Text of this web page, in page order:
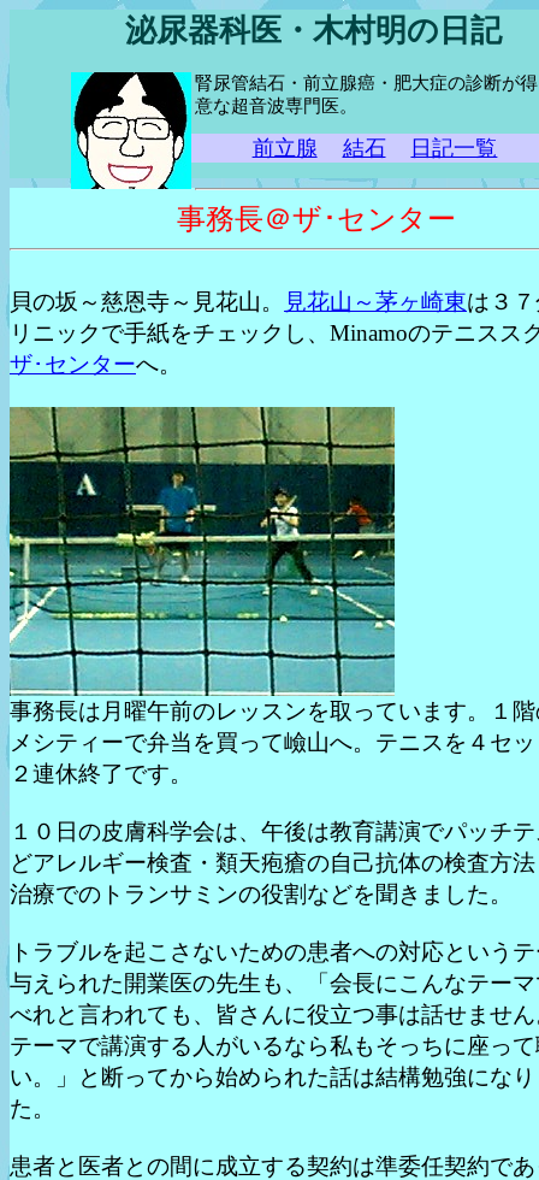
泌尿器科医・木村明の日記
腎尿管結石・前立腺癌・肥大症の診断が得
意な超音波専門医。
前立腺 結石 日記一覧
事務長＠ザ･センター
貝の坂～慈恩寺～見花山。 見花山～茅ヶ崎東は３
リニックで手紙をチェックし、Minamoのテニス
ザ･センターへ。
事務長は月曜午前のレッスンを取っています。１
メシティーで弁当を買って嶮山へ。テニスを４セ
２連休終了です。
１０日の皮膚科学会は、午後は教育講演でパッチ
どアレルギー検査・類天疱瘡の自己抗体の検査方
治療でのトランサミンの役割などを聞きました。
トラブルを起こさないための患者への対応という
与えられた開業医の先生も、「会長にこんなテー
べれと言われても、皆さんに役立つ事は話せませ
テーマで講演する人がいるなら私もそっちに座っ
い。」と断ってから始められた話は結構勉強にな
た。
患者と医者との間に成立する契約は準委任契約で